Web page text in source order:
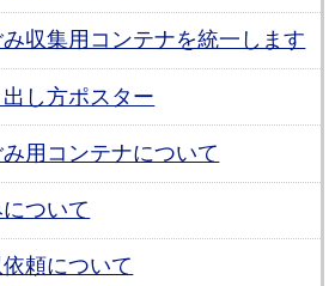
収集用コンテナを統一します
し方ポスター
用コンテナについて
ついて
頼について